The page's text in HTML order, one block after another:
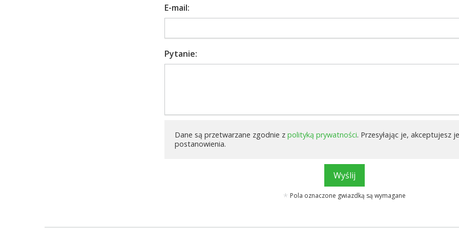
E-mail:
Pytanie:
Dane są przetwarzane zgodnie z polityką prywatności. Przesyłając je, akceptujesz
postanowienia.
Wyślij
Pola oznaczone gwiazdką są wymagane